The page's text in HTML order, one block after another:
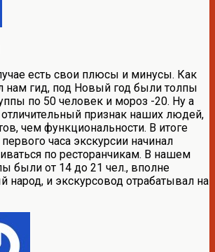
есть свои плюсы и минусы. Как
нам гид, под Новый год были толпы
по 50 человек и мороз -20. Ну а
признак наших людей,
чем функциональности. В итоге
часа экскурсии начинал
по ресторанчикам. В нашем
были от 14 до 21 чел., вполне
народ, и экскурсовод отрабатывал на